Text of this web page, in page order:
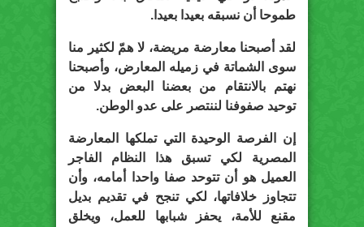
طموحا أن نسبقه بعيدا بعيدا.
لقد أصبحنا معارضة مريضة، لا همّ لكثير منا
سوى الشماتة في زميله المعارض، وأصبحنا
نهتم بالانتقام من بعضنا البعض بدلا من
توحيد صفوفنا لننتصر على عدو الوطن.
إن الفرصة الوحيدة التي تملكها المعارضة
المصرية لكي تسبق هذا النظام الفاجر
العميل هو أن تتوحد صفا واحدا أمامه، وأن
تتجاوز خلافاتها، لكي تنجح في تقديم بديل
مقنع للأمة، يحفز شبابها للعمل، ويخلق